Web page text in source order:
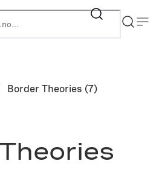
Border Theories (7)